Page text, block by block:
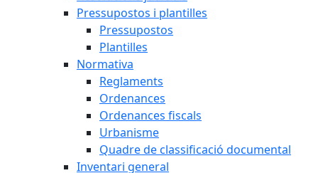
Pressupostos i plantilles
Pressupostos
Plantilles
Normativa
Reglaments
Ordenances
Ordenances fiscals
Urbanisme
Quadre de classificació documental
Inventari general